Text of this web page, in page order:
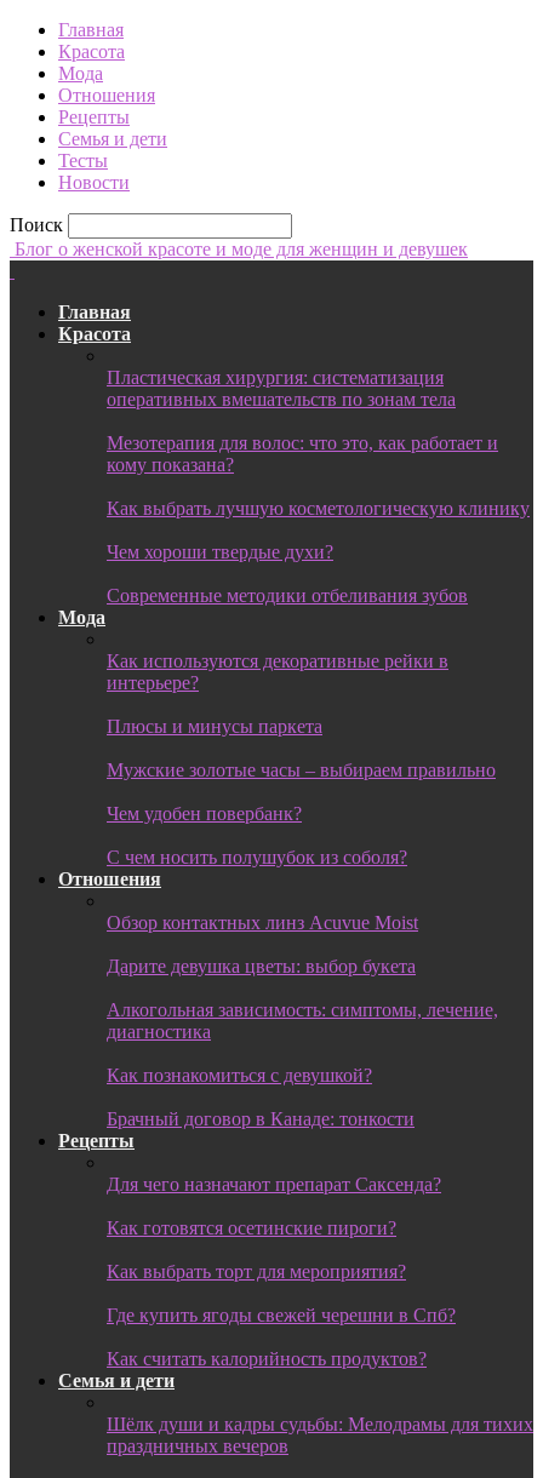
Главная
Красота
Мода
Отношения
Рецепты
Семья и дети
Тесты
Новости
Поиск
Блог о женской красоте и моде для женщин и девушек
Главная
Красота
Пластическая хирургия: систематизация
оперативных вмешательств по зонам тела
Мезотерапия для волос: что это, как работает и
кому показана?
Как выбрать лучшую косметологическую клинику
Чем хороши твердые духи?
Современные методики отбеливания зубов
Мода
Как используются декоративные рейки в
интерьере?
Плюсы и минусы паркета
Мужские золотые часы – выбираем правильно
Чем удобен повербанк?
С чем носить полушубок из соболя?
Отношения
Обзор контактных линз Acuvue Moist
Дарите девушка цветы: выбор букета
Алкогольная зависимость: симптомы, лечение,
диагностика
Как познакомиться с девушкой?
Брачный договор в Канаде: тонкости
Рецепты
Для чего назначают препарат Саксенда?
Как готовятся осетинские пироги?
Как выбрать торт для мероприятия?
Где купить ягоды свежей черешни в Спб?
Как считать калорийность продуктов?
Семья и дети
Шёлк души и кадры судьбы: Мелодрамы для тихих
праздничных вечеров